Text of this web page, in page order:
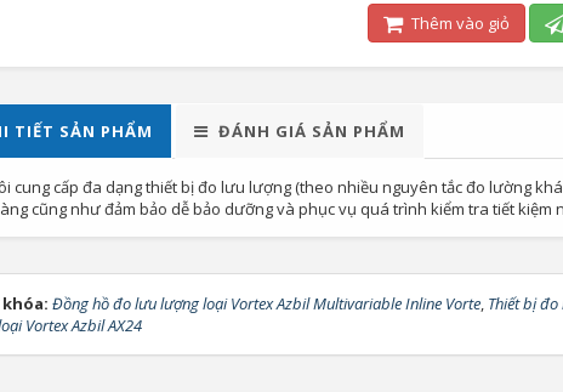
Thêm vào giỏ
TIẾT SẢN PHẨM ĐÁNH GIÁ SẢN PHẨM
cung cấp đa dạng thiết bị đo lưu lượng (theo nhiều nguyên tắc đo lường
cũng như đảm bảo dễ bảo dưỡng và phục vụ quá trình kiểm tra tiết kiệm
Đồng hồ đo lưu lượng loại Vortex Azbil Multivariable Inline Vorte, Thiết bị
Vortex Azbil AX24